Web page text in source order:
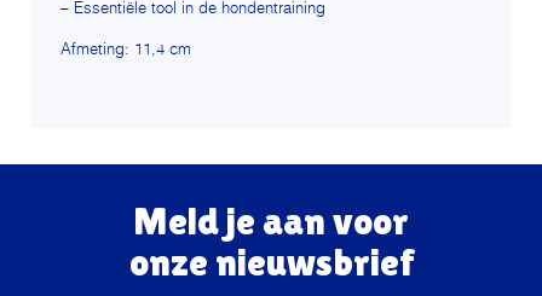
– Essentiële tool in de hondentraining
Afmeting: 11,4 cm
Meld je aan voor
onze nieuwsbrief